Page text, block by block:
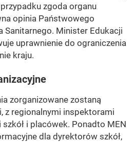
zgoda organu
opinia Państwowego
Minister Edukacji
uprawnienie do ograniczenia
kraju.
zorganizowane zostaną
z regionalnymi inspektorami
i placówek. Ponadto MEN
dla dyrektorów szkół,